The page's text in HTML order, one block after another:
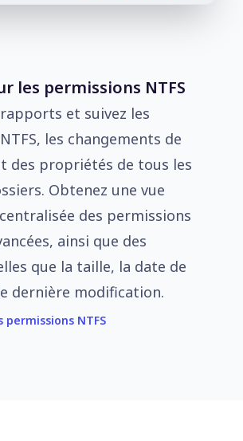
les permissions NTFS
et suivez les
les changements de
des propriétés de tous les
Obtenez une vue
des permissions
ainsi que des
que la taille, la date de
dernière modification.
permissions NTFS